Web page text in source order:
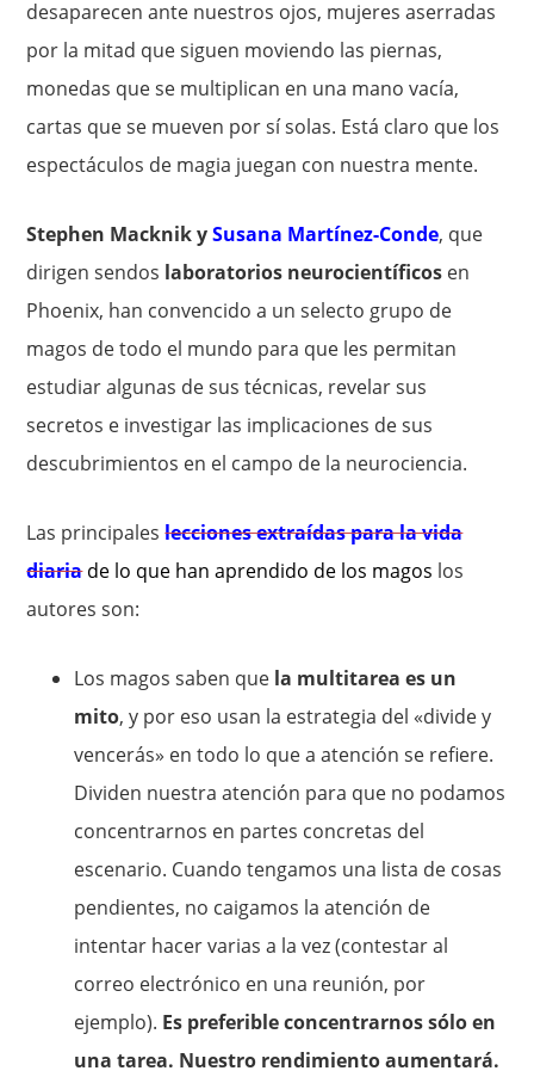
desaparecen ante nuestros ojos, mujeres aserradas
por la mitad que siguen moviendo las piernas,
monedas que se multiplican en una mano vacía,
cartas que se mueven por sí solas. Está claro que los
espectáculos de magia juegan con nuestra mente.
Stephen Macknik ySusana Martínez-Conde, que
dirigen sendos laboratorios neurocientíficos en
Phoenix, han convencido a un selecto grupo de
magos de todo el mundo para que les permitan
estudiar algunas de sus técnicas, revelar sus
secretos e investigar las implicaciones de sus
descubrimientos en el campo de la neurociencia.
Las principaleslecciones extraídas para la vida
diaria de lo que han aprendido de los magos los
autores son:
Los magos saben que la multitarea es un
mito, y por eso usan la estrategia del «divide y
vencerás» en todo lo que a atención se refiere.
Dividen nuestra atención para que no podamos
concentrarnos en partes concretas del
escenario. Cuando tengamos una lista de cosas
pendientes, no caigamos la atención de
intentar hacer varias a la vez (contestar al
correo electrónico en una reunión, por
ejemplo). Es preferible concentrarnos sólo en
una tarea. Nuestro rendimiento aumentará.